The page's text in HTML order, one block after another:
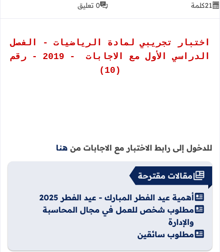
21كلمة 0 تعليق
اختبار تجريبي لمادة الرياضيات - الفصل
الدراسي الأول مع الاجابات - 2019 - رقم
(10)
للدخول إلى رابط الاختبار مع الاجابات من هنا
مقالات مقترحة
أهمية عيد الفطر المبارك - عيد الفطر 2025
مطلوب شخص للعمل في مجال المحاسبة
والإدارة
مطلوب سائقين